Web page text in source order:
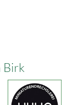
Birk